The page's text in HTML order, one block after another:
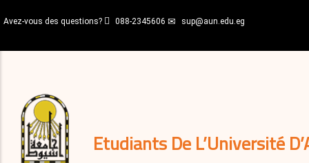
au
principal
Avez-vous des questions? 088-2345606 sup@aun.edu.eg
Etudiants De L’Université
décisions
Expatriés
Journal